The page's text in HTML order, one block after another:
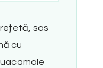
sos
cu